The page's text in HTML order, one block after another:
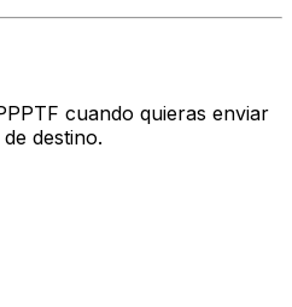
cuando quieras enviar
destino.